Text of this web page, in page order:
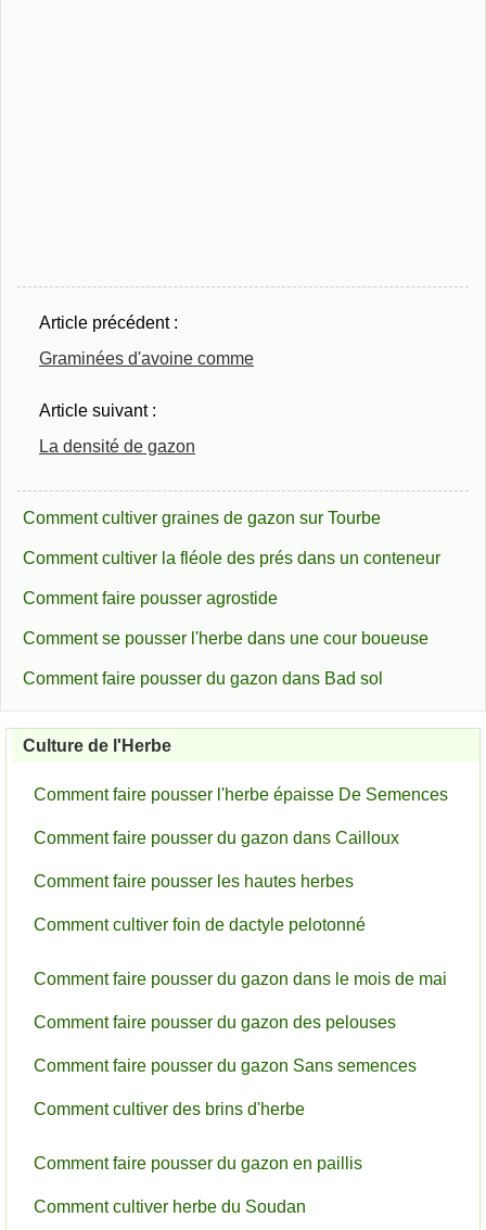
Article précédent :
Graminées d'avoine comme
Article suivant :
La densité de gazon
Comment cultiver graines de gazon sur Tourbe
Comment cultiver la fléole des prés dans un conteneur
Comment faire pousser agrostide
Comment se pousser l'herbe dans une cour boueuse
Comment faire pousser du gazon dans Bad sol
Culture de l'Herbe
Comment faire pousser l'herbe épaisse De Semences
Comment faire pousser du gazon dans Cailloux
Comment faire pousser les hautes herbes
Comment cultiver foin de dactyle pelotonné
Comment faire pousser du gazon dans le mois de mai
Comment faire pousser du gazon des pelouses
Comment faire pousser du gazon Sans semences
Comment cultiver des brins d'herbe
Comment faire pousser du gazon en paillis
Comment cultiver herbe du Soudan